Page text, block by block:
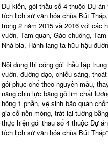
Dự kiến, gói thầu số 4 thuộc Dự
tích lịch sử văn hóa chùa Bút
trong 2 năm 2015 và 2016 với các
vườn, Tam quan, Gác chuông,
Nhà bia, Hành lang tả hữu hậu
Nội dung thi công gói thầu tập
vườn, đường dạo, chiếu sáng,
gói phục chế theo nguyên mẫu,
năng chịu lực bằng gỗ lim chất
hỏng 1 phần, vệ sinh bảo quản
gia cố nền móng, trát lại tường
thực hiện gói thầu số 4 thuộc Dự
tích lịch sử văn hóa chùa Bút